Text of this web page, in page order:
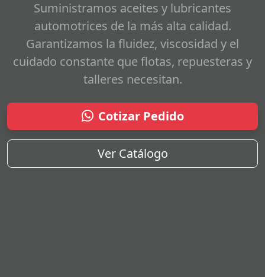
Suministramos aceites y lubricantes
automotrices de la más alta calidad.
Garantizamos la fluidez, viscosidad y el
cuidado constante que flotas, repuesteras y
talleres necesitan.
Cotizar Pedido
Ver Catálogo